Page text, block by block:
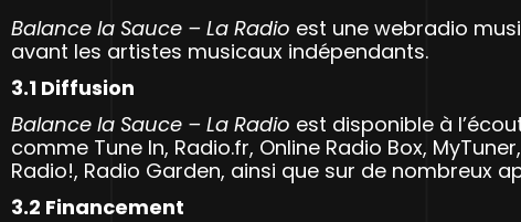
Balance la Sauce – La Radio est une webradio
avant les artistes musicaux indépendants.
3.1 Diffusion
Balance la Sauce – La Radio est disponible à
comme Tune In, Radio.fr, Online Radio Box,
Radio!, Radio Garden, ainsi que sur de nombreux
3.2 Financement